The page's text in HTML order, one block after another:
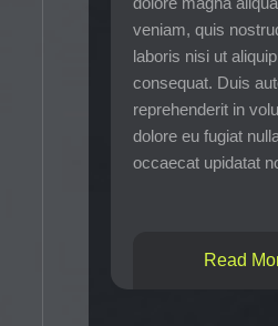
veniam, quis
laboris nisi ut
consequat. Duis
reprehenderit in
dolore eu fugiat
occaecat upidatat
Read